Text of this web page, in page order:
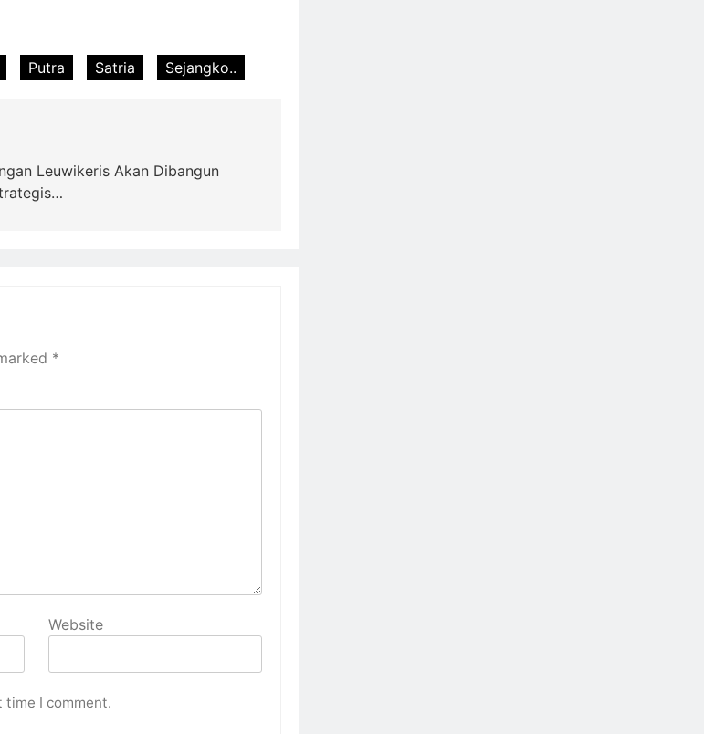
Putra Satria Sejangko..
Leuwikeris Akan Dibangun
*
Website
time I comment.